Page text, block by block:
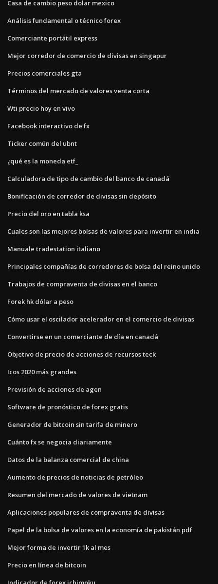
Casa de cambio peso dolar mexico
Análisis fundamental o técnico forex
Comerciante portátil express
Mejor corredor de comercio de divisas en singapur
Precios comerciales gta
Términos del mercado de valores venta corta
Wti precio hoy en vivo
Facebook interactivo de fx
Ticker común del ubnt
¿qué es la moneda etf_
Calculadora de tipo de cambio del banco de canadá
Bonificación de corredor de divisas sin depósito
Precio del oro en tabla ksa
Cuales son las mejores bolsas de valores para invertir en india
Manuale tradestation italiano
Principales compañías de corredores de bolsa del reino unido
Trabajos de compraventa de divisas en el banco
Forek hk dólar a peso
Cómo usar el oscilador acelerador en el comercio de divisas
Convertirse en un comerciante de día en canadá
Objetivo de precio de acciones de recursos teck
Icos 2020 más grandes
Previsión de acciones de agen
Software de pronóstico de forex gratis
Generador de bitcoin sin tarifa de minero
Cuánto fx se negocia diariamente
Datos de la balanza comercial de china
Aumento de precios de noticias de petróleo
Resumen del mercado de valores de vietnam
Aplicaciones populares de compraventa de divisas
Papel de la bolsa de valores en la economía de pakistán pdf
Mejor forma de invertir 1k al mes
Precio en línea de bitcoin